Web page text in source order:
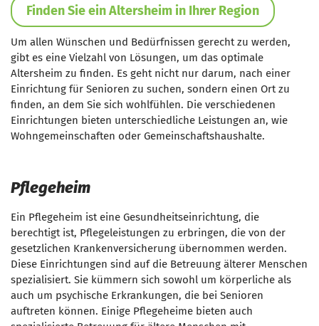
Finden Sie ein Altersheim in Ihrer Region
Um allen Wünschen und Bedürfnissen gerecht zu werden,
gibt es eine Vielzahl von Lösungen, um das optimale
Altersheim zu finden. Es geht nicht nur darum, nach einer
Einrichtung für Senioren zu suchen, sondern einen Ort zu
finden, an dem Sie sich wohlfühlen. Die verschiedenen
Einrichtungen bieten unterschiedliche Leistungen an, wie
Wohngemeinschaften oder Gemeinschaftshaushalte.
Pflegeheim
Ein Pflegeheim ist eine Gesundheitseinrichtung, die
berechtigt ist, Pflegeleistungen zu erbringen, die von der
gesetzlichen Krankenversicherung übernommen werden.
Diese Einrichtungen sind auf die Betreuung älterer Menschen
spezialisiert. Sie kümmern sich sowohl um körperliche als
auch um psychische Erkrankungen, die bei Senioren
auftreten können. Einige Pflegeheime bieten auch